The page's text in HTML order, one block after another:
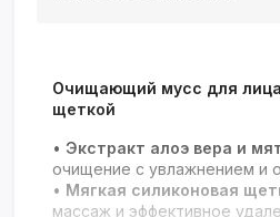
Очищающий мусс для
щеткой
• Экстракт алоэ вера и
очищение с увлажнением и
• Мягкая силиконовая
массаж и эффективное